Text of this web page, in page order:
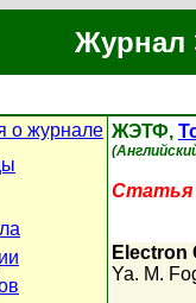
Журнал
о журнале ЖЭТФ,
Статья
Electron
Ya. M.